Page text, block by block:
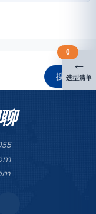
搜索
←
选型清单
0